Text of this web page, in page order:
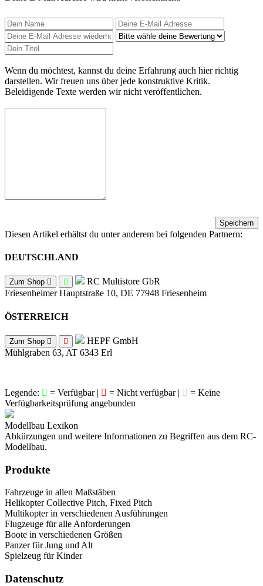
Wenn du möchtest, kannst du deine Erfahrung auch hier richtig
darstellen. Wir freuen uns über jede konstruktive Kritik.
Beleidigende Texte werden wir nicht veröffentlichen.
Speichern
Diesen Artikel erhältst du unter anderem bei folgenden Partnern:
DEUTSCHLAND
Zum Shop
RC Multistore GbR
Friesenheimer Hauptstraße 10, DE 77948 Friesenheim
ÖSTERREICH
Zum Shop
HEPF GmbH
Mühlgraben 63, AT 6343 Erl
Legende: = Verfügbar | = Nicht verfügbar |
= Keine
Verfügbarkeitsprüfung angebunden
Modellbau Lexikon
Abkürzungen und weitere Informationen zu Begriffen aus dem RC-
Modellbau.
Produkte
Fahrzeuge in allen Maßstäben
Helikopter Collective Pitch, Fixed Pitch
Multikopter in verschiedenen Ausführungen
Flugzeuge für alle Anforderungen
Boote in verschiedenen Größen
Panzer für Jung und Alt
Spielzeug für Kinder
Datenschutz